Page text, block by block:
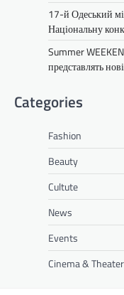
17-й Одеський
Національну
Summer
представлять
Categories
Fashion
Beauty
Cultute
News
Events
Cinema & Theater